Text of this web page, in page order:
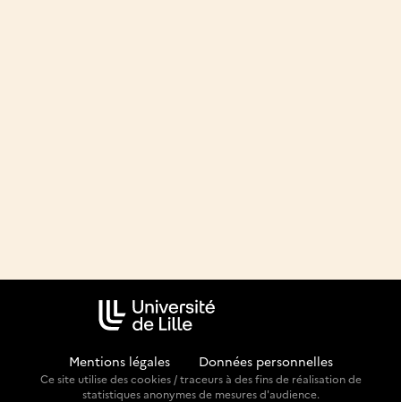
Mentions légales Données personnelles
Ce site utilise des cookies / traceurs à des fins de réalisation de
statistiques anonymes de mesures d'audience.